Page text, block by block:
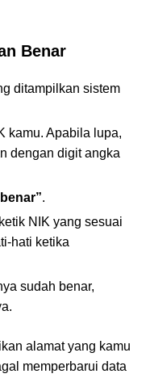
Benar
ditampilkan sistem
kamu. Apabila lupa,
dengan digit angka
.
NIK yang sesuai
hati ketika
sudah benar,
alamat yang kamu
memperbarui data